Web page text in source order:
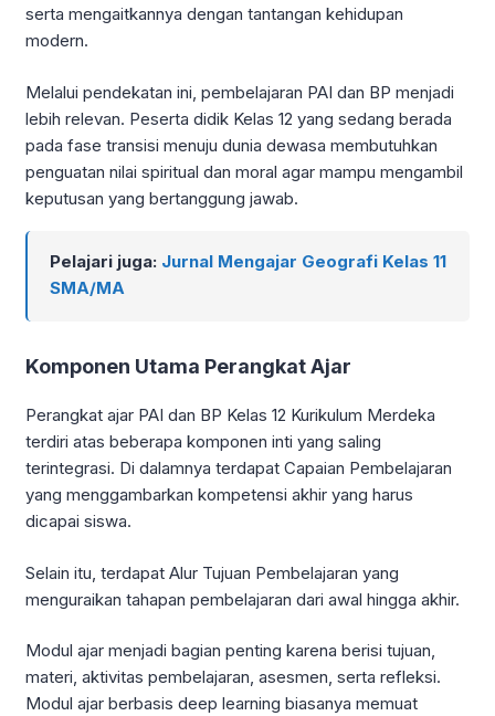
serta mengaitkannya dengan tantangan kehidupan
modern.
Melalui pendekatan ini, pembelajaran PAI dan BP menjadi
lebih relevan. Peserta didik Kelas 12 yang sedang berada
pada fase transisi menuju dunia dewasa membutuhkan
penguatan nilai spiritual dan moral agar mampu mengambil
keputusan yang bertanggung jawab.
Pelajari juga: Jurnal Mengajar Geografi Kelas 11
SMA/MA
Komponen Utama Perangkat Ajar
Perangkat ajar PAI dan BP Kelas 12 Kurikulum Merdeka
terdiri atas beberapa komponen inti yang saling
terintegrasi. Di dalamnya terdapat Capaian Pembelajaran
yang menggambarkan kompetensi akhir yang harus
dicapai siswa.
Selain itu, terdapat Alur Tujuan Pembelajaran yang
menguraikan tahapan pembelajaran dari awal hingga akhir.
Modul ajar menjadi bagian penting karena berisi tujuan,
materi, aktivitas pembelajaran, asesmen, serta refleksi.
Modul ajar berbasis deep learning biasanya memuat